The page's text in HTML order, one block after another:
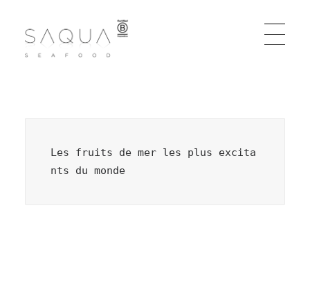
Produits Phares
Les fruits de mer les plus excita
nts du monde